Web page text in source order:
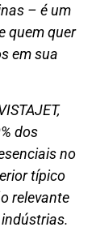
– é um
quem quer
em sua
dos
no
típico
relevante